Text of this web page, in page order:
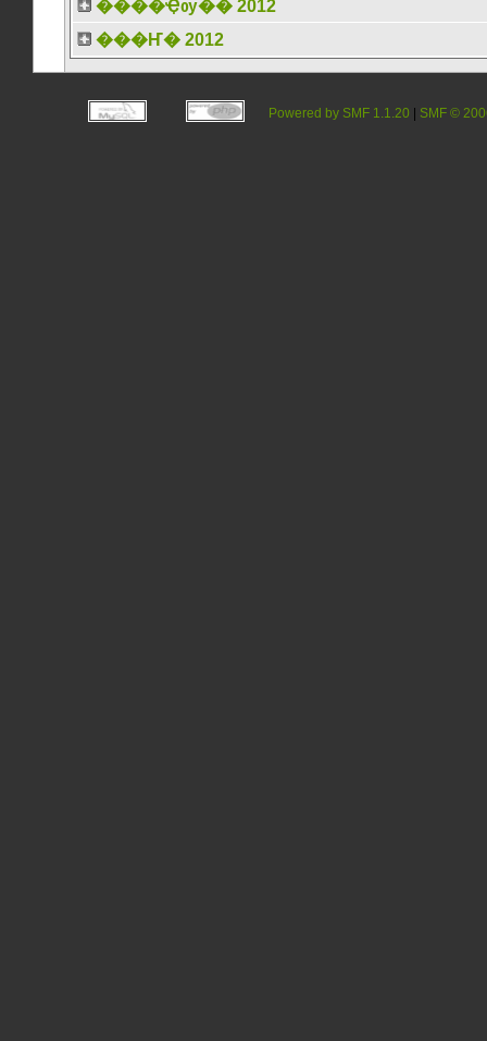
����Ҿѹ�� 2012
���Ҥ� 2012
Powered by SMF 1.1.20 SMF ©